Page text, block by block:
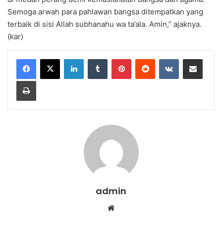
Semoga arwah para pahlawan bangsa ditempatkan yang
terbaik di sisi Allah subhanahu wa ta’ala. Amin,” ajaknya.
(kar)
admin